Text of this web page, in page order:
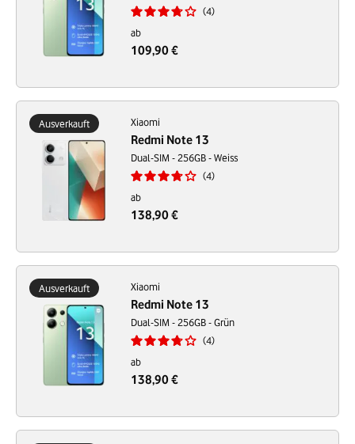
4
ab
109,90 €
Ausverkauft Xiaomi
Redmi Note 13
Dual-SIM - 256GB - Weiss
4
ab
138,90 €
Ausverkauft Xiaomi
Redmi Note 13
Dual-SIM - 256GB - Grün
4
ab
138,90 €